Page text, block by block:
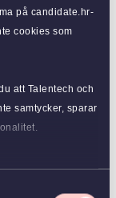
på candidate.hr-
cookies som
att Talentech och
samtycker, sparar